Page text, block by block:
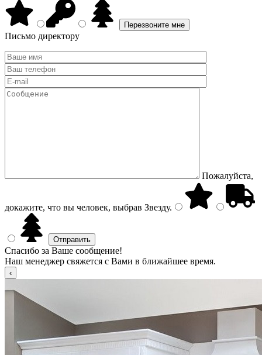
Письмо директору
Пожалуйста,
докажите, что вы человек, выбрав Звезду.
Спасибо за Ваше сообщение!
Наш менеджер свяжется с Вами в ближайшее время.